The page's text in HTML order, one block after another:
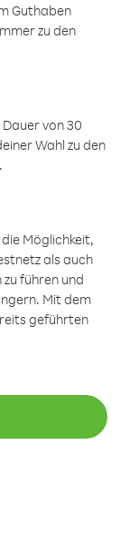
Guthaben
zu den
von 30
Wahl zu den
Möglichkeit,
als auch
führen und
Mit dem
geführten